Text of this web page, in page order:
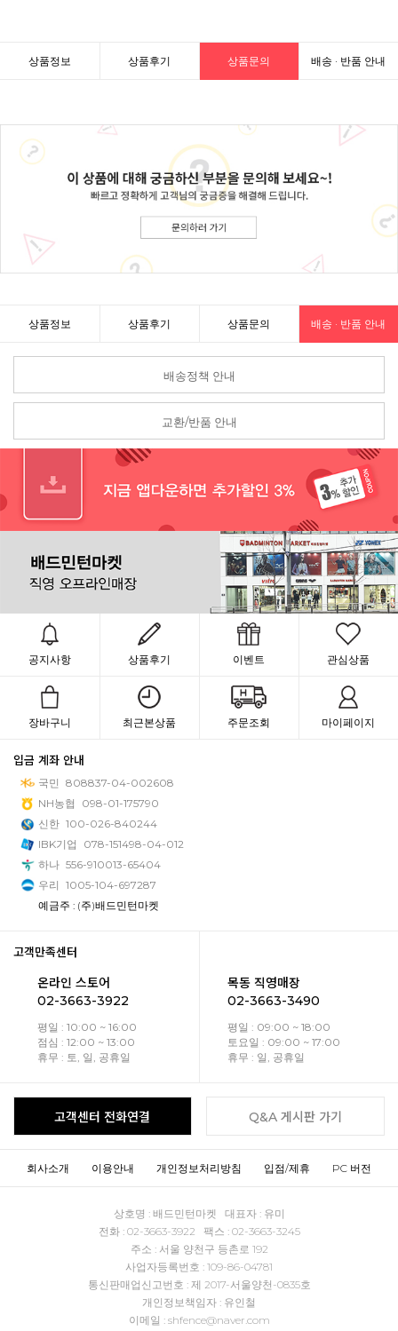
상품정보 상품후기 상품문의 배송 · 반품 안내
상품정보 상품후기 상품문의 배송 · 반품 안내
배송정책 안내
교환/반품 안내
공지사항 상품후기 이벤트 관심상품
장바구니 최근본상품 주문조회 마이페이지
입금 계좌 안내
국민 808837-04-002608
NH농협
098-01-175790
신한 100-026-840244
IBK기업
078-151498-04-012
하나 556-910013-65404
우리 1005-104-697287
예금주 : (주)배드민턴마켓
고객만족센터
온라인 스토어
02-3663-3922
평일 : 10:00 ~ 16:00
점심 : 12:00 ~ 13:00
휴무 : 토, 일, 공휴일
목동 직영매장
02-3663-3490
평일 : 09:00 ~ 18:00
토요일 : 09:00 ~ 17:00
휴무 : 일, 공휴일
고객센터 전화연결 Q&A 게시판 가기
회사소개 이용안내 개인정보처리방침 입점/제휴 PC 버전
상호명 : 배드민턴마켓 대표자 : 유미
전화 : 02-3663-3922 팩스 : 02-3663-3245
주소 : 서울 양천구 등촌로 192
사업자등록번호 : 109-86-04781
통신판매업신고번호 : 제 2017-서울양천-0835호
개인정보책임자 : 유인철
이메일 : shfence@naver.com